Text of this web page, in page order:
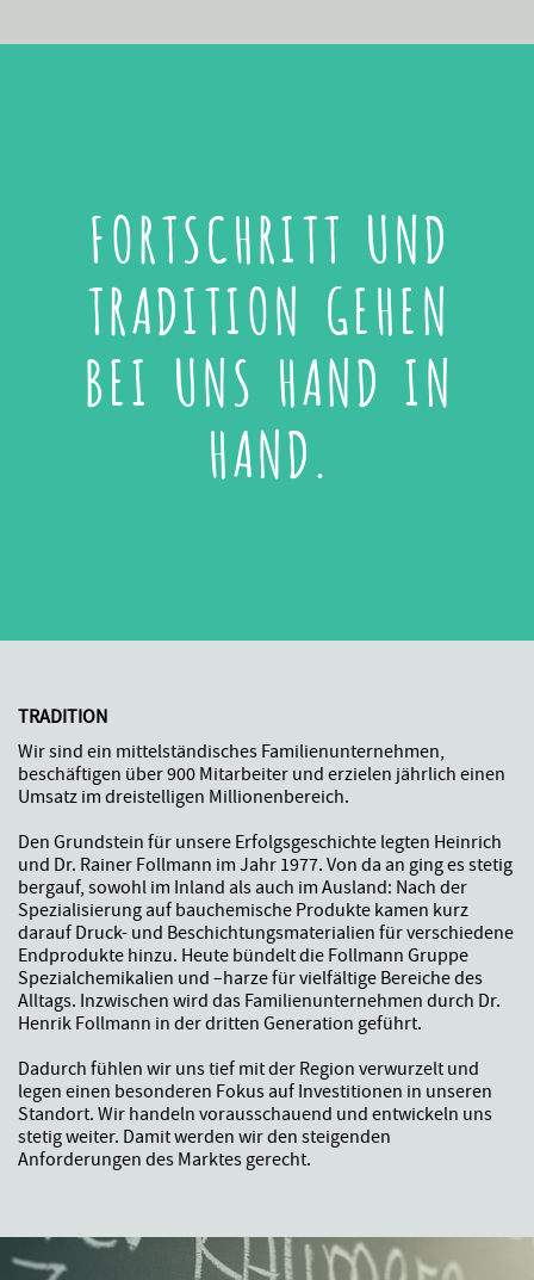
FORTSCHRITT UND
TRADITION GEHEN
BEI UNS HAND IN
HAND.
TRADITION
Wir sind ein mittelständisches Familienunternehmen,
beschäftigen über 900 Mitarbeiter und erzielen jährlich einen
Umsatz im dreistelligen Millionenbereich.
Den Grundstein für unsere Erfolgsgeschichte legten Heinrich
und Dr. Rainer Follmann im Jahr 1977. Von da an ging es stetig
bergauf, sowohl im Inland als auch im Ausland: Nach der
Spezialisierung auf bauchemische Produkte kamen kurz
darauf Druck- und Beschichtungsmaterialien für verschiedene
Endprodukte hinzu. Heute bündelt die Follmann Gruppe
Spezialchemikalien und –harze für vielfältige Bereiche des
Alltags. Inzwischen wird das Familienunternehmen durch Dr.
Henrik Follmann in der dritten Generation geführt.
Dadurch fühlen wir uns tief mit der Region verwurzelt und
legen einen besonderen Fokus auf Investitionen in unseren
Standort. Wir handeln vorausschauend und entwickeln uns
stetig weiter. Damit werden wir den steigenden
Anforderungen des Marktes gerecht.